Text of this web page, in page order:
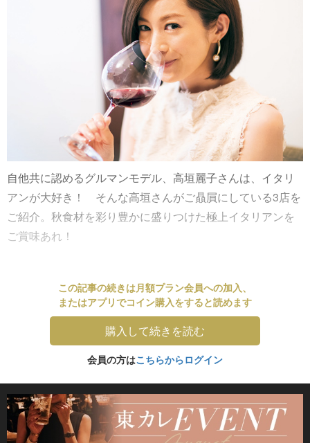
自他共に認めるグルマンモデル、高垣麗子さんは、イタリ
アンが大好き！ そんな高垣さんがご贔屓にしている3店を
ご紹介。秋食材を彩り豊かに盛りつけた極上イタリアンを
ご賞味あれ！
この記事の続きは月額プラン会員への加入、
またはアプリでコイン購入をすると読めます
購入して続きを読む
会員の方はこちらからログイン